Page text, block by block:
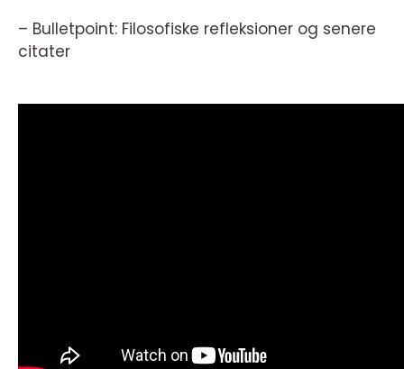
– Bulletpoint: Filosofiske refleksioner og senere
citater